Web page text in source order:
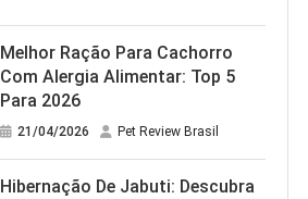
Melhor Ração Para Cachorro
Com Alergia Alimentar: Top 5
Para 2026
21/04/2026 Pet Review Brasil
Hibernação De Jabuti: Descubra